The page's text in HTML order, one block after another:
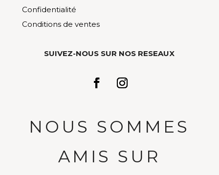
Confidentialité
Conditions de ventes
SUIVEZ-NOUS SUR NOS RESEAUX
NOUS SOMMES
AMIS SUR